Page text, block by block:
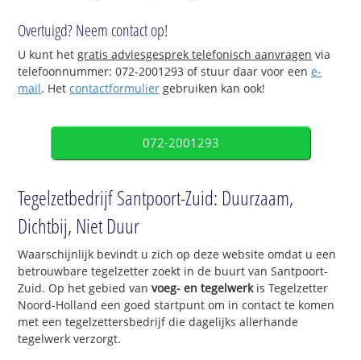
Overtuigd? Neem contact op!
U kunt hetgratis adviesgesprek telefonisch aanvragen via
telefoonnummer: 072-2001293 of stuur daar voor eene-
mail. Hetcontactformulier gebruiken kan ook!
072-2001293
Tegelzetbedrijf Santpoort-Zuid: Duurzaam,
Dichtbij, Niet Duur
Waarschijnlijk bevindt u zich op deze website omdat u een
betrouwbare tegelzetter zoekt in de buurt van Santpoort-
Zuid. Op het gebied van voeg- en tegelwerkis Tegelzetter
Noord-Holland een goed startpunt om in contact te komen
met een tegelzettersbedrijf die dagelijks allerhande
tegelwerk verzorgt.